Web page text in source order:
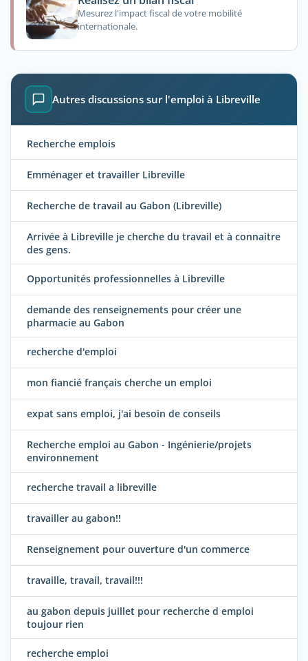
Mesurez l'impact fiscal de votre mobilité
internationale.
Autres discussions sur l'emploi à Libreville
Recherche emplois
Emménager et travailler Libreville
Recherche de travail au Gabon (Libreville)
Arrivée à Libreville je cherche du travail et à connaitre
des gens.
Opportunités professionnelles à Libreville
demande des renseignements pour créer une
pharmacie au Gabon
recherche d'emploi
mon fiancié français cherche un emploi
expat sans emploi, j'ai besoin de conseils
Recherche emploi au Gabon - Ingénierie/projets
environnement
recherche travail a libreville
travailler au gabon!!
Renseignement pour ouverture d'un commerce
travaille, travail, travail!!!
au gabon depuis juillet pour recherche d emploi
toujour rien
recherche emploi